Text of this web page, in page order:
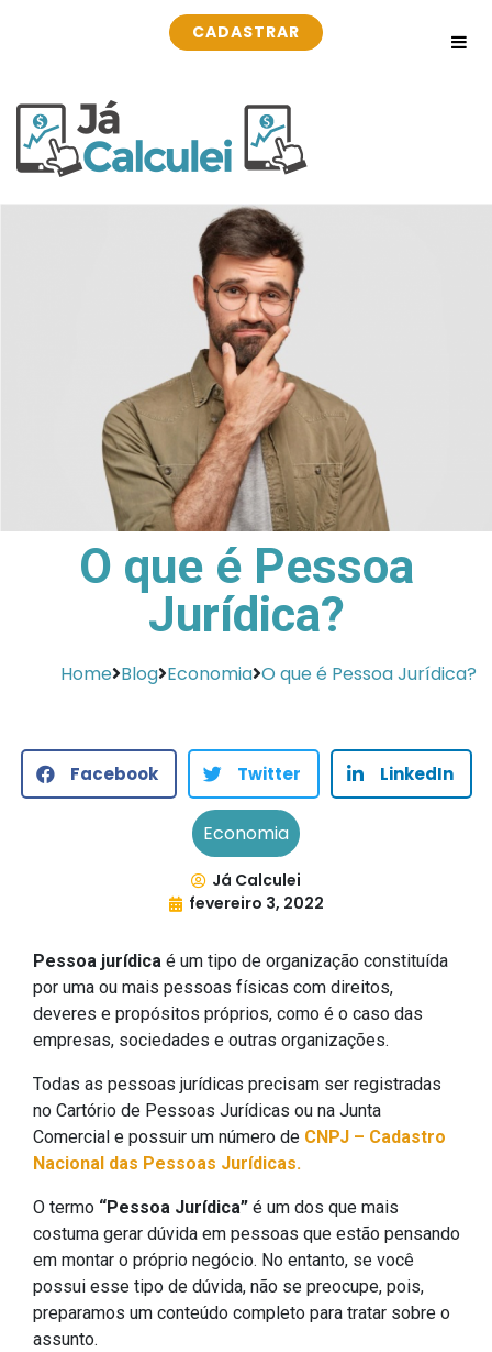
CADASTRAR
O que é Pessoa
Jurídica?
Home Blog Economia O que é Pessoa Jurídica?
Facebook Twitter LinkedIn
Economia
Já Calculei
fevereiro 3, 2022
Pessoa jurídica é um tipo de organização constituída
por uma ou mais pessoas físicas com direitos,
deveres e propósitos próprios, como é o caso das
empresas, sociedades e outras organizações.
Todas as pessoas jurídicas precisam ser registradas
no Cartório de Pessoas Jurídicas ou na Junta
Comercial e possuir um número de CNPJ – Cadastro
Nacional das Pessoas Jurídicas.
O termo “Pessoa Jurídica” é um dos que mais
costuma gerar dúvida em pessoas que estão pensando
em montar o próprio negócio. No entanto, se você
possui esse tipo de dúvida, não se preocupe, pois,
preparamos um conteúdo completo para tratar sobre o
assunto.